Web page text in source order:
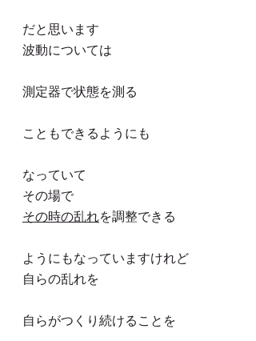
だと思います
波動については
測定器で状態を測る
こともできるようにも
なっていて
その場で
その時の乱れを調整できる
ようにもなっていますけれど
自らの乱れを
自らがつくり続けることを